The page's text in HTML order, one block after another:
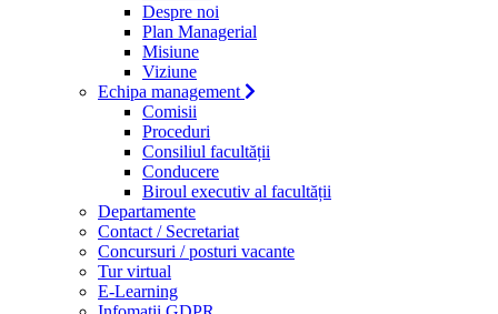
Despre noi
Plan Managerial
Misiune
Viziune
Echipa management
Comisii
Proceduri
Consiliul facultății
Conducere
Biroul executiv al facultății
Departamente
Contact / Secretariat
Concursuri / posturi vacante
Tur virtual
E-Learning